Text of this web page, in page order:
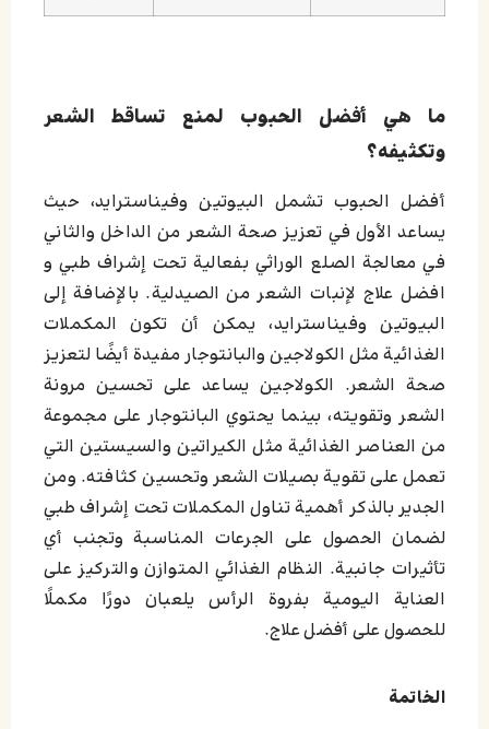
ما هي أفضل الحبوب لمنع تساقط الشعر
وتكثيفه؟
أفضل الحبوب تشمل البيوتين وفيناسترايد، حيث
يساعد الأول في تعزيز صحة الشعر من الداخل والثاني
في معالجة الصلع الوراثي بفعالية تحت إشراف طبي و
افضل علاج لإنبات الشعر من الصيدلية. بالإضافة إلى
البيوتين وفيناسترايد، يمكن أن تكون المكملات
الغذائية مثل الكولاجين والبانتوجار مفيدة أيضًا لتعزيز
صحة الشعر. الكولاجين يساعد على تحسين مرونة
الشعر وتقويته، بينما يحتوي البانتوجار على مجموعة
من العناصر الغذائية مثل الكيراتين والسيستين التي
تعمل على تقوية بصيلات الشعر وتحسين كثافته. ومن
الجدير بالذكر أهمية تناول المكملات تحت إشراف طبي
لضمان الحصول على الجرعات المناسبة وتجنب أي
تأثيرات جانبية. النظام الغذائي المتوازن والتركيز على
العناية اليومية بفروة الرأس يلعبان دورًا مكملًا
للحصول على أفضل علاج.
الخاتمة